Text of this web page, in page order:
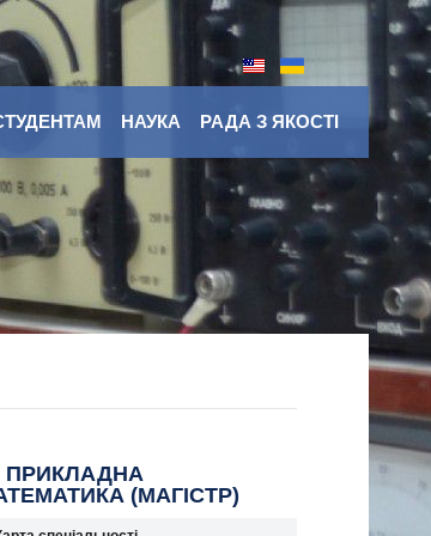
НАУКА РАДА З ЯКОСТІ
ПРИКЛАДНА
(МАГІСТР)